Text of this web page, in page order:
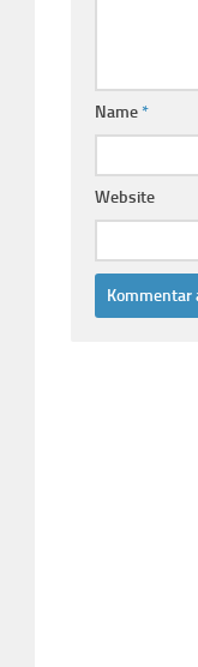
Name*
Website